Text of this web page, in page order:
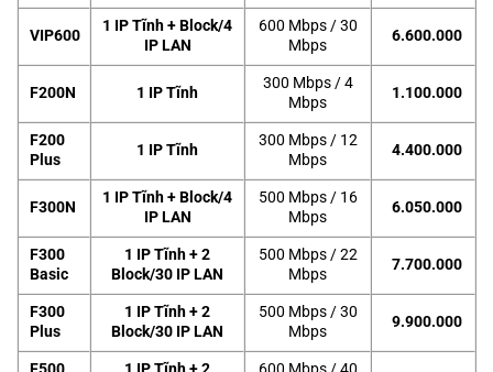
VIP600
1 IP Tĩnh + Block/4
IP LAN
600 Mbps / 30
Mbps
6.600.000
F200N 1 IP Tĩnh
300 Mbps / 4
Mbps
1.100.000
F200
Plus
1 IP Tĩnh
300 Mbps / 12
Mbps
4.400.000
F300N
1 IP Tĩnh + Block/4
IP LAN
500 Mbps / 16
Mbps
6.050.000
F300
Basic
1 IP Tĩnh + 2
Block/30 IP LAN
500 Mbps / 22
Mbps
7.700.000
F300
Plus
1 IP Tĩnh + 2
Block/30 IP LAN
500 Mbps / 30
Mbps
9.900.000